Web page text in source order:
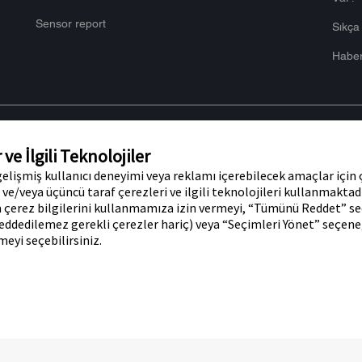
Sensor report
Gizlilik Politikası
markalarıdır. Diğer ticari
ticari markası, ticari adı veya
şirketin ürün veya
yer alan bilgiler, Türkiye’de
yalnızca açıklama amaçlıdır.
ve İlgili Teknolojiler
kullanıcı deneyimi veya reklamı içerebilecek amaçlar için
ve/veya üçüncü taraf çerezleri ve ilgili teknolojileri
bilgilerini kullanmamıza izin vermeyi, “Tümünü Reddet”
gerekli çerezler hariç) veya “Seçimleri Yönet”
seçebilirsiniz.